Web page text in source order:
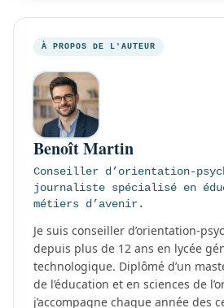
À PROPOS DE L'AUTEUR
Benoît Martin
Conseiller d’orientation-
journaliste spécialisé en
métiers d’avenir.
Je suis conseiller d’orientation-
depuis plus de 12 ans en lycée
technologique. Diplômé d’un
de l’éducation et en sciences de
j’accompagne chaque année des